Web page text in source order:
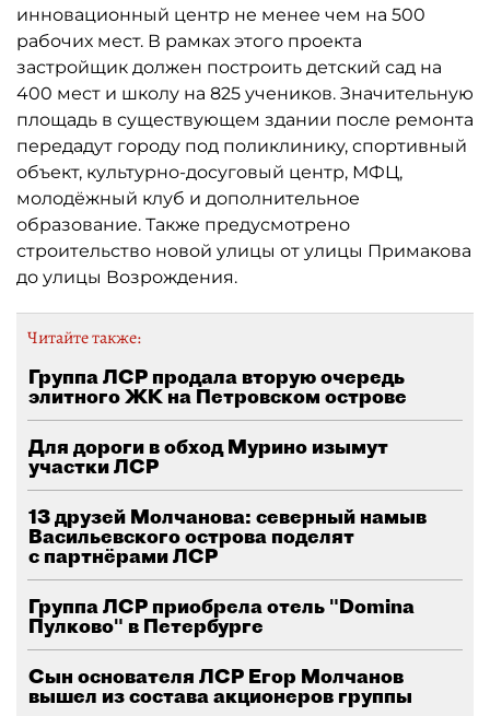
инновационный центр не менее чем на 500
рабочих мест. В рамках этого проекта
застройщик должен построить детский сад на
400 мест и школу на 825 учеников. Значительную
площадь в существующем здании после ремонта
передадут городу под поликлинику, спортивный
объект, культурно-досуговый центр, МФЦ,
молодёжный клуб и дополнительное
образование. Также предусмотрено
строительство новой улицы от улицы Примакова
до улицы Возрождения.
Читайте также:
Группа ЛСР продала вторую очередь
элитного ЖК на Петровском острове
Для дороги в обход Мурино изымут
участки ЛСР
13 друзей Молчанова: северный намыв
Васильевского острова поделят
с партнёрами ЛСР
Группа ЛСР приобрела отель "Domina
Пулково" в Петербурге
Сын основателя ЛСР Егор Молчанов
вышел из состава акционеров группы